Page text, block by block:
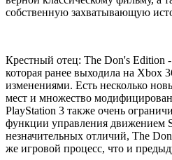
собственную захватывающую
Крестный отец: The Don's Edition -
которая ранее выходила на Xbox
изменениями. Есть несколько
мест и множество
PlayStation 3 также очень
функции управления движением
незначительных отличий, The
же игровой процесс, что и
Игры XBOX ONE
Игровые приставки Xbox One S
Игровые приставки Xbox One X
Игровые приставки Sony